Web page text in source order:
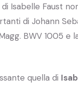
Isabelle Faust
di Johann
BWV 1005
quella di